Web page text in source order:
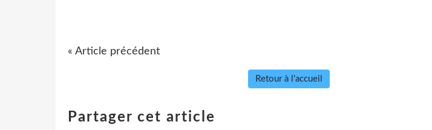
« Article précédent
Retour à l'accueil
Partager cet article